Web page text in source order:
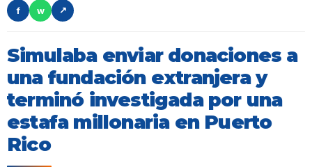
f
w ↗
Simulaba enviar donaciones a
una fundación extranjera y
terminó investigada por una
estafa millonaria en Puerto
Rico